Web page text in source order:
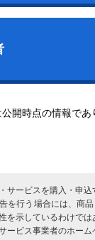
開時点の情報であ
サービスを購入・申
を行う場合には、商
を示しているわけで
ービス事業者のホー